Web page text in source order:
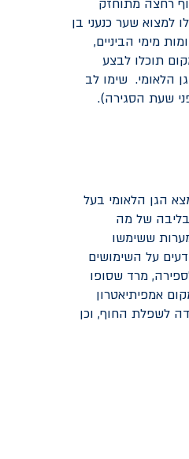
רחצה מתוחזק
למצוא שער כנעני בן
מימי הביניים,
תוכלו לבצע
הלאומי. שימו לב
שעת הסגירה).
הגן הלאומי בעל
בליבה של מה
ששימשו
על השימושים
מרד שסופו
אמפיתיאטרון
לשפלת החוף, וכן